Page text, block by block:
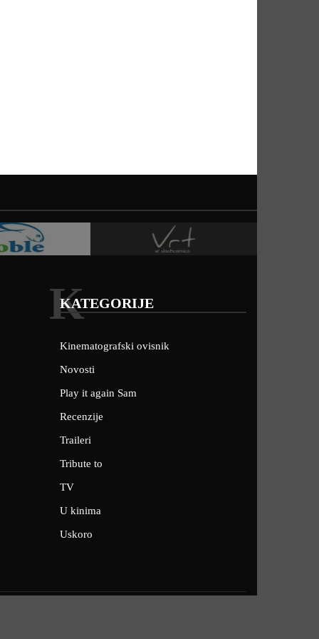
KATEGORIJE
K
Kinematografski ovisnik
Novosti
Play it again Sam
Recenzije
Traileri
Tribute to
TV
U kinima
Uskoro